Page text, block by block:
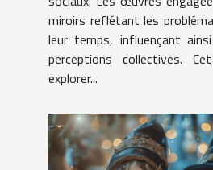
miroirs reflétant les
leur temps, influençant
perceptions collectives.
explorer...